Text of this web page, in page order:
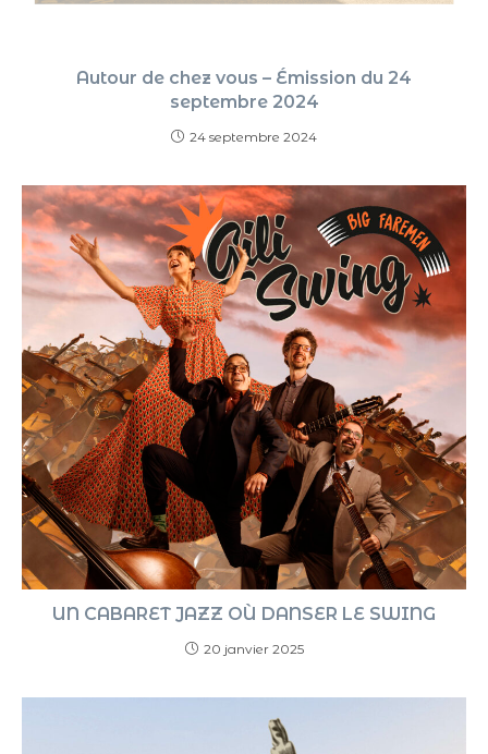
Autour de chez vous – Émission du 24
septembre 2024
24 septembre 2024
UN CABARET JAZZ OÙ DANSER LE SWING
20 janvier 2025